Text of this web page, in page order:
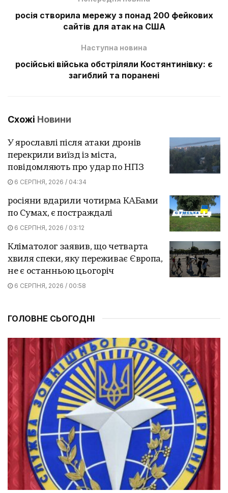
росія створила мережу з понад 200 фейкових
сайтів для атак на США
Наступна новина
російські війська обстріляли Костянтинівку: є
загиблий та поранені
Схожі Новини
У ярославлі після атаки дронів
перекрили виїзд із міста,
повідомляють про удар по НПЗ
6 СЕРПНЯ, 2026 / 04:34
росіяни вдарили чотирма КАБами
по Сумах, є постраждалі
6 СЕРПНЯ, 2026 / 03:12
Кліматолог заявив, що четварта
хвиля спеки, яку переживає Європа,
не є останньою цьогоріч
6 СЕРПНЯ, 2026 / 00:58
ГОЛОВНЕ СЬОГОДНІ